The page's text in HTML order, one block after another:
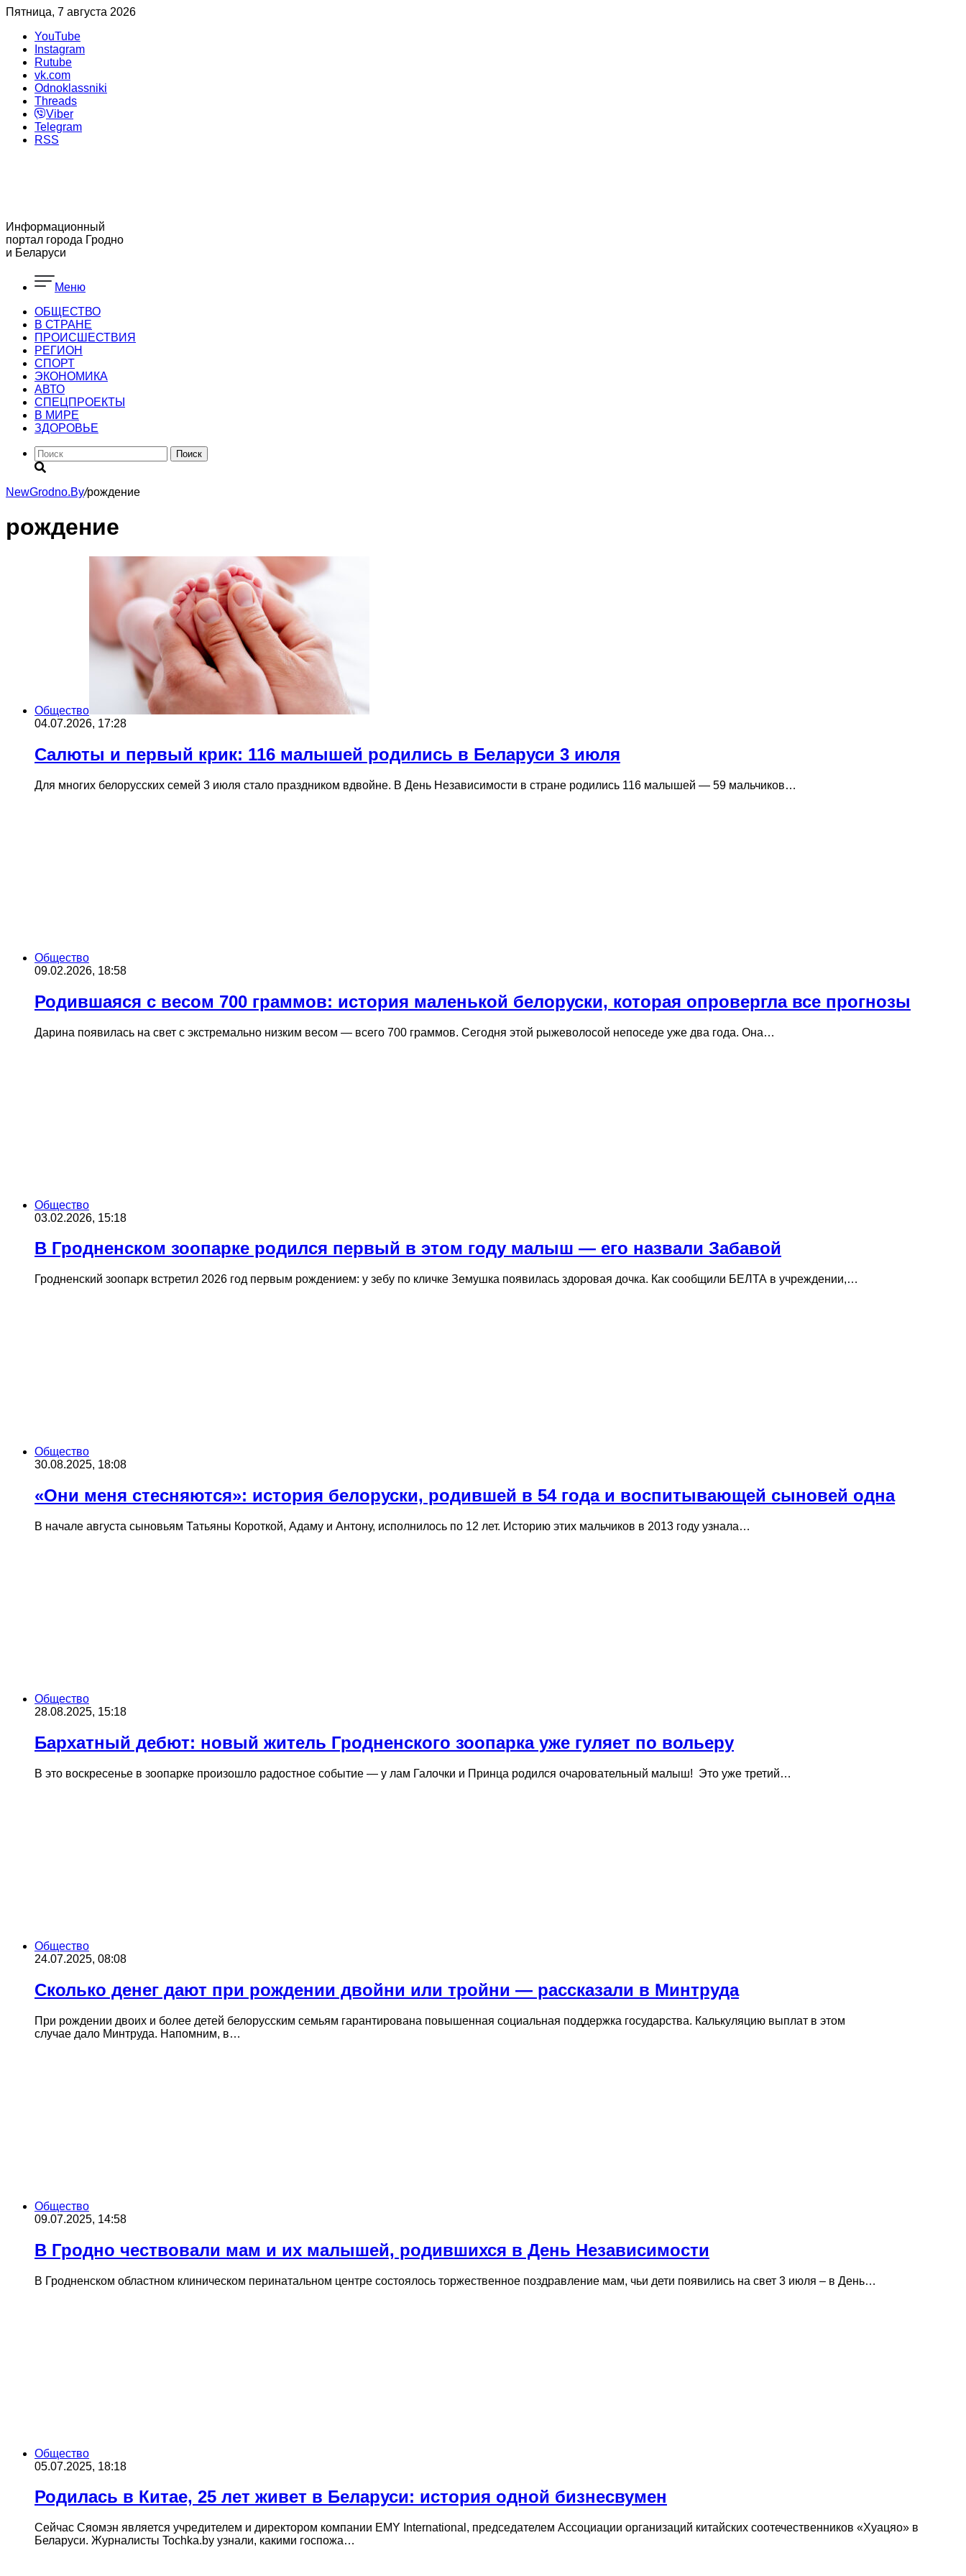
Пятница, 7 августа 2026
YouTube
Instagram
Rutube
vk.com
Odnoklassniki
Threads
Viber
Telegram
RSS
Информационный
портал города Гродно
и Беларуси
Меню
ОБЩЕСТВО
В СТРАНЕ
ПРОИСШЕСТВИЯ
РЕГИОН
CПОРТ
ЭКОНОМИКА
АВТО
СПЕЦПРОЕКТЫ
В МИРЕ
ЗДОРОВЬЕ
Поиск
NewGrodno.By/рождение
рождение
Общество
04.07.2026, 17:28
Салюты и первый крик: 116 малышей родились в Беларуси 3 июля
Для многих белорусских семей 3 июля стало праздником вдвойне. В День Независимости в стране родились 116 малышей — 59 мальчиков…
Общество
09.02.2026, 18:58
Родившаяся с весом 700 граммов: история маленькой белоруски, которая опровергла все прогнозы
Дарина появилась на свет с экстремально низким весом — всего 700 граммов. Сегодня этой рыжеволосой непоседе уже два года. Она…
Общество
03.02.2026, 15:18
В Гродненском зоопарке родился первый в этом году малыш — его назвали Забавой
Гродненский зоопарк встретил 2026 год первым рождением: у зебу по кличке Земушка появилась здоровая дочка. Как сообщили БЕЛТА в учреждении,…
Общество
30.08.2025, 18:08
«Они меня стесняются»: история белоруски, родившей в 54 года и воспитывающей сыновей одна
В начале августа сыновьям Татьяны Короткой, Адаму и Антону, исполнилось по 12 лет. Историю этих мальчиков в 2013 году узнала…
Общество
28.08.2025, 15:18
Бархатный дебют: новый житель Гродненского зоопарка уже гуляет по вольеру
В это воскресенье в зоопарке произошло радостное событие — у лам Галочки и Принца родился очаровательный малыш! Это уже третий…
Общество
24.07.2025, 08:08
Сколько денег дают при рождении двойни или тройни — рассказали в Минтруда
При рождении двоих и более детей белорусским семьям гарантирована повышенная социальная поддержка государства. Калькуляцию выплат в этом
случае дало Минтруда. Напомним, в…
Общество
09.07.2025, 14:58
В Гродно чествовали мам и их малышей, родившихся в День Независимости
В Гродненском областном клиническом перинатальном центре состоялось торжественное поздравление мам, чьи дети появились на свет 3 июля – в День…
Общество
05.07.2025, 18:18
Родилась в Китае, 25 лет живет в Беларуси: история одной бизнесвумен
Сейчас Сяомэн является учредителем и директором компании EMY International, председателем Ассоциации организаций китайских соотечественников «Хуацяо» в
Беларуси. Журналисты Tochka.by узнали, какими госпожа…